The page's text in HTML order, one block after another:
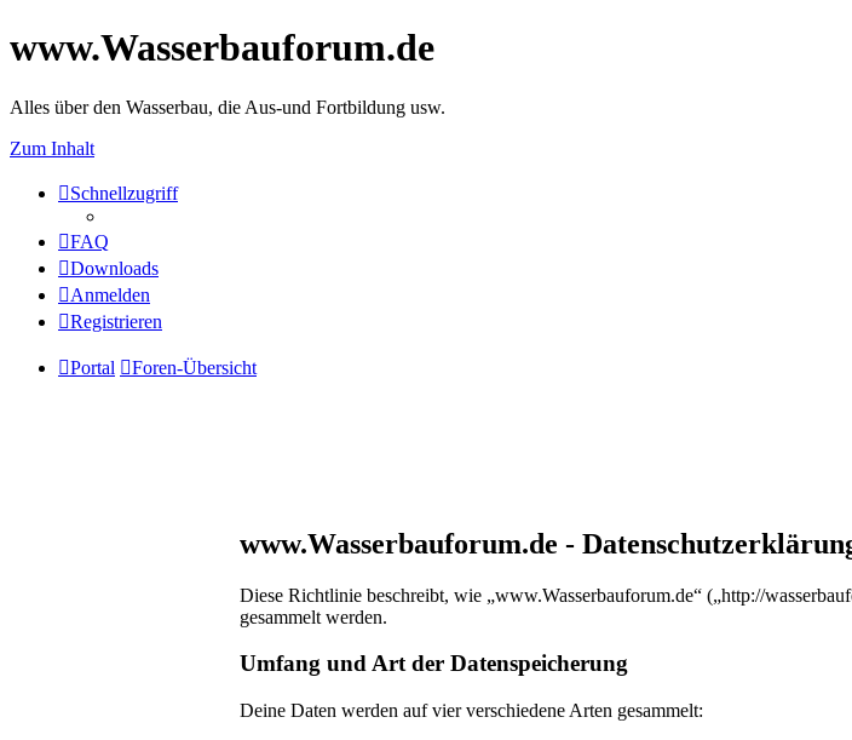
www.Wasserbauforum.de
Alles über den Wasserbau, die Aus-und Fortbildung usw.
Zum Inhalt
Schnellzugriff
FAQ
Downloads
Anmelden
Registrieren
Portal Foren-Übersicht
www.Wasserbauforum.de -
Diese Richtlinie beschreibt, wie „www.Wasserbauforum.de“ („http://
gesammelt werden.
Umfang und Art der Datenspeicherung
Deine Daten werden auf vier verschiedene Arten gesammelt: